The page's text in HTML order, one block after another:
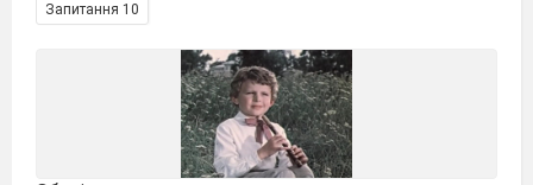
Запитання 10